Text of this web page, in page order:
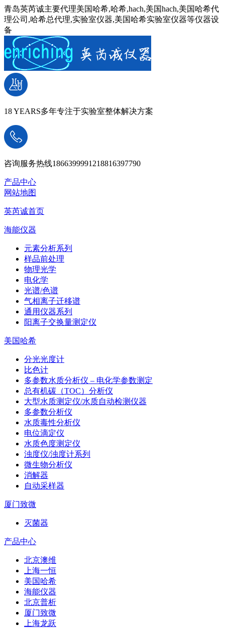
青岛英芮诚主要代理美国哈希,哈希,hach,美国hach,美国哈希代
理公司,哈希总代理,实验室仪器,美国哈希实验室仪器等仪器设
备
18 YEARS多年专注于实验室整体解决方案
咨询服务热线1866399991218816397790
产品中心
网站地图
英芮诚首页
海能仪器
元素分析系列
样品前处理
物理光学
电化学
光谱/色谱
气相离子迁移谱
通用仪器系列
阳离子交换量测定仪
美国哈希
分光光度计
比色计
多参数水质分析仪 – 电化学参数测定
总有机碳（TOC）分析仪
大型水质测定仪/水质自动检测仪器
多参数分析仪
水质毒性分析仪
电位滴定仪
水质色度测定仪
浊度仪/浊度计系列
微生物分析仪
消解器
自动采样器
厦门致微
灭菌器
产品中心
北京澳维
上海一恒
美国哈希
海能仪器
北京普析
厦门致微
上海龙跃